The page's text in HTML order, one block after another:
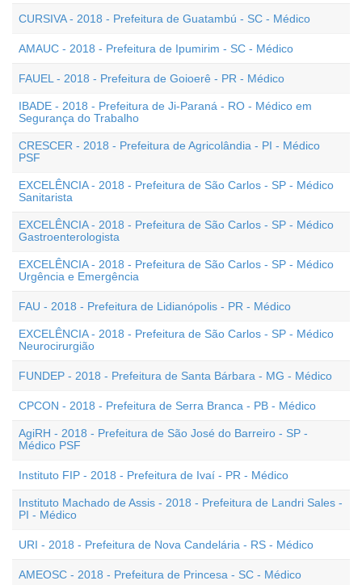
CURSIVA - 2018 - Prefeitura de Guatambú - SC - Médico
AMAUC - 2018 - Prefeitura de Ipumirim - SC - Médico
FAUEL - 2018 - Prefeitura de Goioerê - PR - Médico
IBADE - 2018 - Prefeitura de Ji-Paraná - RO - Médico em
Segurança do Trabalho
CRESCER - 2018 - Prefeitura de Agricolândia - PI - Médico
PSF
EXCELÊNCIA - 2018 - Prefeitura de São Carlos - SP - Médico
Sanitarista
EXCELÊNCIA - 2018 - Prefeitura de São Carlos - SP - Médico
Gastroenterologista
EXCELÊNCIA - 2018 - Prefeitura de São Carlos - SP - Médico
Urgência e Emergência
FAU - 2018 - Prefeitura de Lidianópolis - PR - Médico
EXCELÊNCIA - 2018 - Prefeitura de São Carlos - SP - Médico
Neurocirurgião
FUNDEP - 2018 - Prefeitura de Santa Bárbara - MG - Médico
CPCON - 2018 - Prefeitura de Serra Branca - PB - Médico
AgiRH - 2018 - Prefeitura de São José do Barreiro - SP -
Médico PSF
Instituto FIP - 2018 - Prefeitura de Ivaí - PR - Médico
Instituto Machado de Assis - 2018 - Prefeitura de Landri Sales -
PI - Médico
URI - 2018 - Prefeitura de Nova Candelária - RS - Médico
AMEOSC - 2018 - Prefeitura de Princesa - SC - Médico